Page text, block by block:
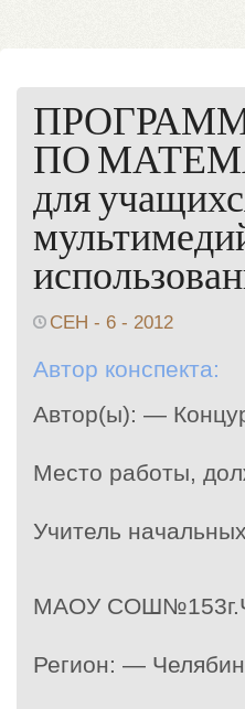
ПО
для
СЕН - 6 - 2012
Автор конспекта:
Автор(ы): —
Место работы,
Учитель
МАОУ
Регион: —